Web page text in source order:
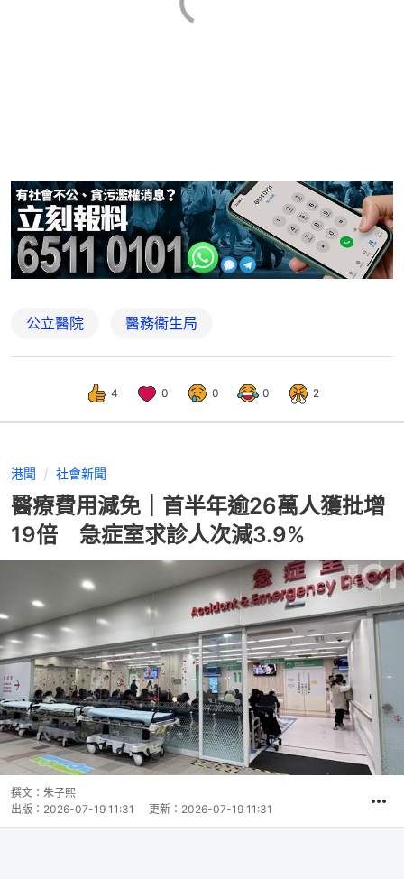
公立醫院 醫務衞生局
4 0 0 0 2
港聞 社會新聞
醫療費用減免｜首半年逾26萬人獲批增
19倍 急症室求診人次減3.9%
撰文： 朱子熙
出版： 2026-07-19 11:31 更新： 2026-07-19 11:31